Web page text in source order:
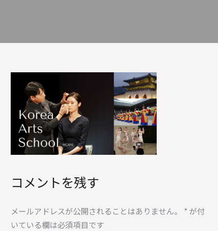
コメントを残す
メールアドレスが公開されることはありません。 * が付
いている欄は必須項目です